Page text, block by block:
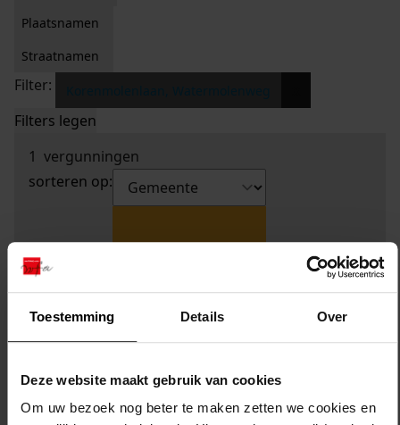
Toestemming Details Over
Deze website maakt gebruik van cookies
Om uw bezoek nog beter te maken zetten we cookies en
Plaatsnamen
Straatnamen
Filter:
Filters legen
1 vergunningen
sorteren op: